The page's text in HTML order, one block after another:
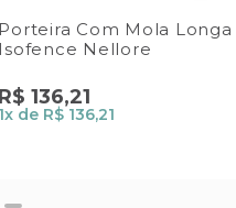
Porteira Com Mola Longa
Isofence Nellore
R$ 136,21
1x de R$ 136,21